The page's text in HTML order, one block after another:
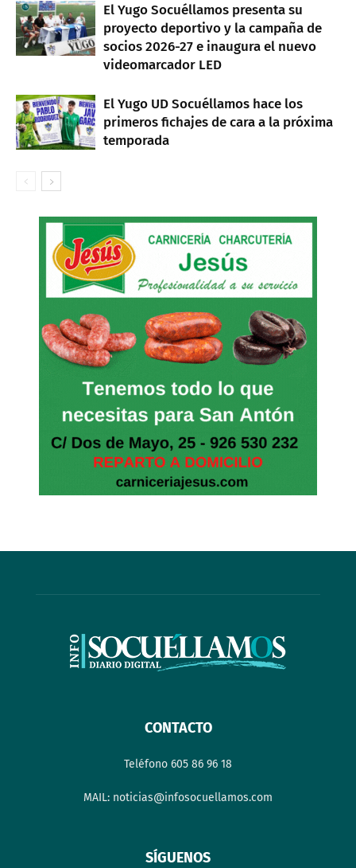
El Yugo Socuéllamos presenta su
proyecto deportivo y la campaña de
socios 2026-27 e inaugura el nuevo
videomarcador LED
El Yugo UD Socuéllamos hace los
primeros fichajes de cara a la próxima
temporada
CONTACTO
Teléfono 605 86 96 18
MAIL: noticias@infosocuellamos.com
SÍGUENOS